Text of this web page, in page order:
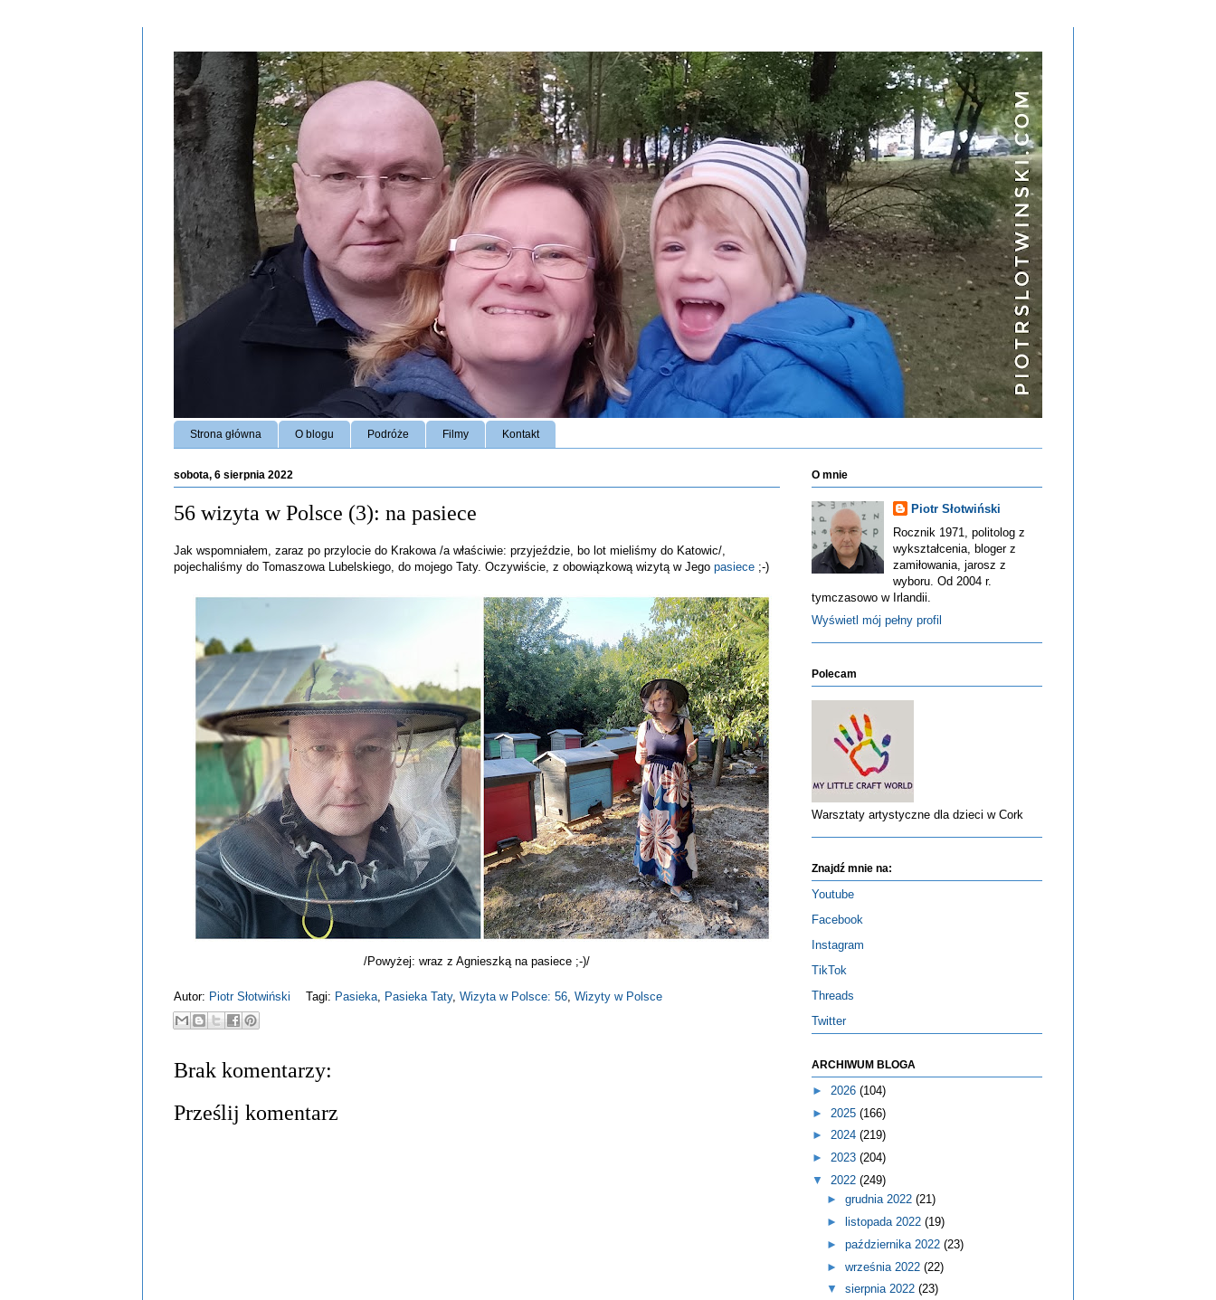
Strona główna O blogu Podróże Filmy Kontakt
sobota, 6 sierpnia 2022
56 wizyta w Polsce (3): na pasiece
Jak wspomniałem, zaraz po przylocie do Krakowa /a właściwie: przyjeździe, bo lot mieliśmy do Katowic/,
pojechaliśmy do Tomaszowa Lubelskiego, do mojego Taty. Oczywiście, z obowiązkową wizytą w Jego pasiece ;-)
/Powyżej: wraz z Agnieszką na pasiece ;-)/
Autor: Piotr Słotwiński Tagi: Pasieka Pasieka Taty, Wizyta w Polsce: 56 Wizyty w Polsce
Brak komentarzy:
Prześlij komentarz
O mnie
Piotr Słotwiński
Rocznik 1971, politolog z
wykształcenia, bloger z
zamiłowania, jarosz z
wyboru. Od 2004 r.
tymczasowo w Irlandii.
Wyświetl mój pełny profil
Polecam
Warsztaty artystyczne dla dzieci w Cork
Znajdź mnie na:
Youtube
Facebook
Instagram
TikTok
Threads
Twitter
ARCHIWUM BLOGA
► 2026 (104)
► 2025 (166)
► 2024 (219)
► 2023 (204)
▼ 2022 (249)
► grudnia 2022 (21)
►
listopada 2022 (19)
► października 2022 (23)
► września 2022 (22)
▼ sierpnia 2022 (23)